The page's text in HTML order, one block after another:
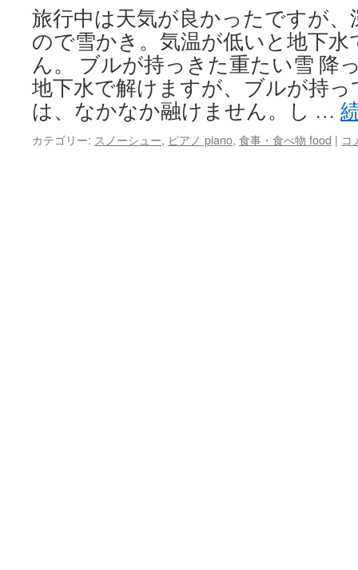
旅行中は天気が良かったですが
ので雪かき。気温が低いと地下
ん。 ブルが持っきた重たい雪 降
地下水で解けますが、ブルが持
は、なかなか融けません。し …
カテゴリー: スノーシュー, ピアノ piano, 食事・食べ物 food | コ